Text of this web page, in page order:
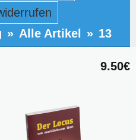
» Alle Artikel » 13
9.50€